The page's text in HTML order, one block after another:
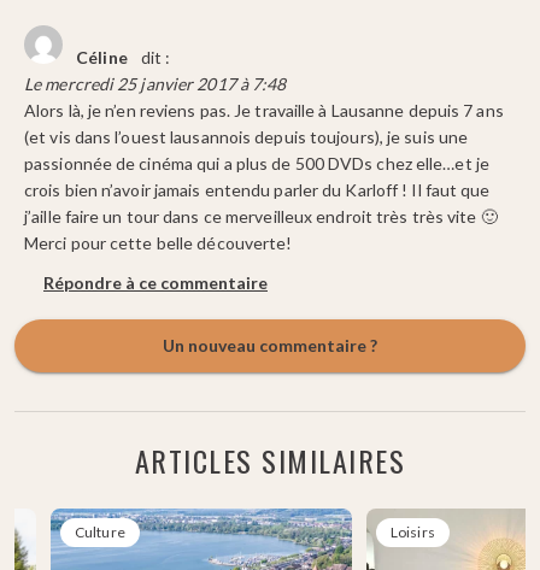
Céline
dit :
Le mercredi 25 janvier 2017 à 7:48
Alors là, je n’en reviens pas. Je travaille à Lausanne depuis 7 ans
(et vis dans l’ouest lausannois depuis toujours), je suis une
passionnée de cinéma qui a plus de 500 DVDs chez elle…et je
crois bien n’avoir jamais entendu parler du Karloff ! Il faut que
j’aille faire un tour dans ce merveilleux endroit très très vite 🙂
Merci pour cette belle découverte!
Répondre à ce commentaire
Un nouveau commentaire ?
ARTICLES SIMILAIRES
Culture Loisirs